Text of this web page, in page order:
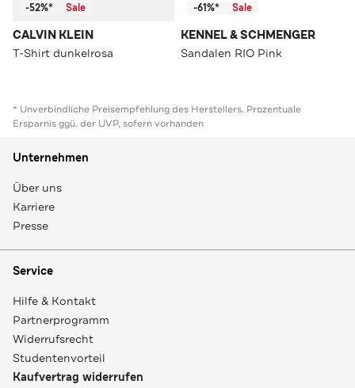
-52%* Sale
CALVIN KLEIN
T-Shirt dunkelrosa
-61%* Sale
KENNEL & SCHMENGER
Sandalen RIO Pink
* Unverbindliche Preisempfehlung des Herstellers. Prozentuale
Ersparnis ggü. der UVP, sofern vorhanden
Unternehmen
Über uns
Karriere
Presse
Service
Hilfe & Kontakt
Partnerprogramm
Widerrufsrecht
Studentenvorteil
Kaufvertrag widerrufen